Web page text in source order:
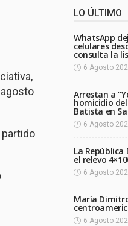
partido
LO ÚLTIMO
WhatsApp
celulares
consulta la
6 Agosto
Arrestan a
homicidio
Batista en
6 Agosto
La
el relevo
6 Agosto
María
6 Agosto